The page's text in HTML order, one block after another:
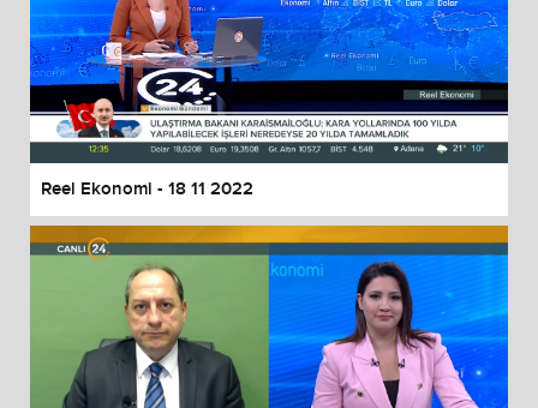
Reel Ekonomi - 18 11 2022